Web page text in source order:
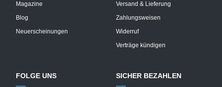
Magazine
Blog
Neuerscheinungen
Versand & Lieferung
Zahlungsweisen
Widerruf
Verträge kündigen
FOLGE UNS SICHER BEZAHLEN